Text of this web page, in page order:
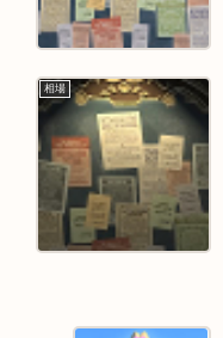
相場